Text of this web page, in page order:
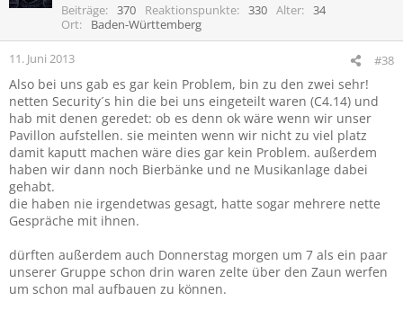
Beiträge
370 Reaktionspunkte 330 Alter
34
Ort
Baden-Württemberg
11. Juni 2013 #38
Also bei uns gab es gar kein Problem, bin zu den zwei sehr!
netten Security´s hin die bei uns eingeteilt waren (C4.14) und
hab mit denen geredet: ob es denn ok wäre wenn wir unser
Pavillon aufstellen. sie meinten wenn wir nicht zu viel platz
damit kaputt machen wäre dies gar kein Problem. außerdem
haben wir dann noch Bierbänke und ne Musikanlage dabei
gehabt.
die haben nie irgendetwas gesagt, hatte sogar mehrere nette
Gespräche mit ihnen.
dürften außerdem auch Donnerstag morgen um 7 als ein paar
unserer Gruppe schon drin waren zelte über den Zaun werfen
um schon mal aufbauen zu können.